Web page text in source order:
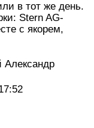
в тот же день.
Stern AG-
с якорем,
Александр